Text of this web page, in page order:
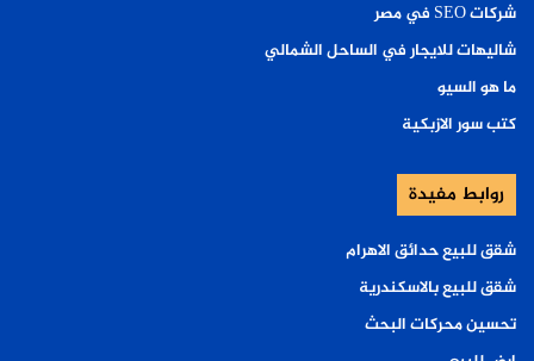
شركات SEO في مصر
شاليهات للايجار في الساحل الشمالي
ما هو السيو
كتب سور الازبكية
روابط مفيدة
شقق للبيع حدائق الاهرام
شقق للبيع بالاسكندرية
تحسين محركات البحث